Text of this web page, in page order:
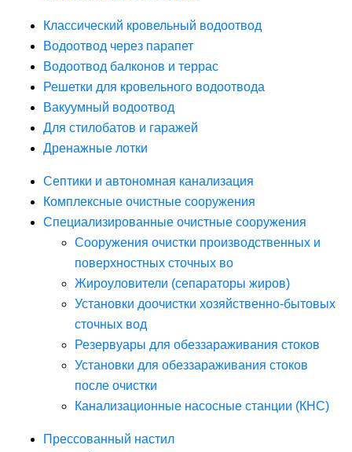
Классический кровельный водоотвод
Водоотвод через парапет
Водоотвод балконов и террас
Решетки для кровельного водоотвода
Вакуумный водоотвод
Для стилобатов и гаражей
Дренажные лотки
Септики и автономная канализация
Комплексные очистные сооружения
Специализированные очистные сооружения
Сооружения очистки производственных и
поверхностных сточных во
Жироуловители (сепараторы жиров)
Установки доочистки хозяйственно-бытовых
сточных вод
Резервуары для обеззараживания стоков
Установки для обеззараживания стоков
после очистки
Канализационные насосные станции (КНС)
Прессованный настил